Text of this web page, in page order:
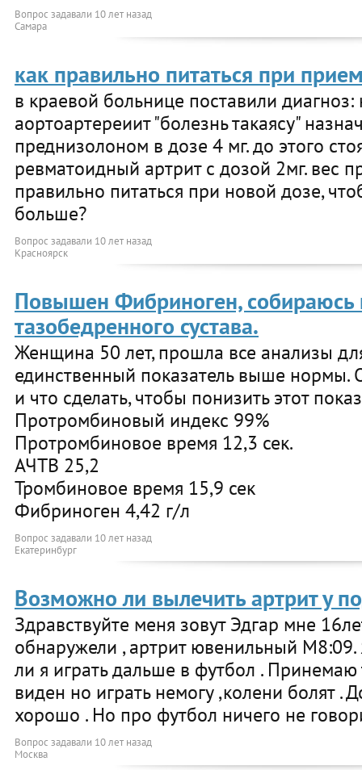
Вопрос задавали 10 лет назад
Самара
как правильно питаться при
в краевой больнице поставили
аортоартереиит "болезнь такаясу"
преднизолоном в дозе 4 мг. до этого
ревматоидный артрит с дозой 2мг. вес
правильно питаться при новой дозе,
больше?
Вопрос задавали 10 лет назад
Красноярск
Повышен Фибриноген, собираюсь
тазобедренного сустава.
Женщина 50 лет, прошла все анализы
единственный показатель выше нормы.
и что сделать, чтобы понизить этот
Протромбиновый индекс 99%
Протромбиновое время 12,3 сек.
АЧТВ 25,2
Тромбиновое время 15,9 сек
Фибриноген 4,42 г/л
Вопрос задавали 10 лет назад
Екатеринбург
Возможно ли вылечить артрит у
Здравствуйте меня зовут Эдгар мне
обнаружели , артрит ювенильный M8:09.
ли я играть дальше в футбол .
виден но играть немогу ,колени болят .
хорошо . Но про футбол ничего не
Вопрос задавали 10 лет назад
Москва